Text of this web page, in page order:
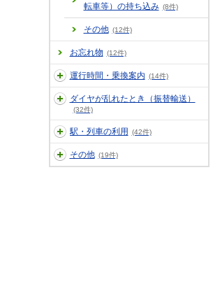
転車等）の持ち込み (8件)
その他 (12件)
お忘れ物 (12件)
運行時間・乗換案内 (14件)
ダイヤが乱れたとき（振替輸送）
(32件)
駅・列車の利用 (42件)
その他 (19件)